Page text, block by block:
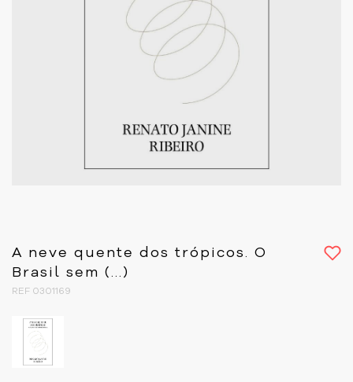
A neve quente dos trópicos. O
Brasil sem (...)
REF 0301169